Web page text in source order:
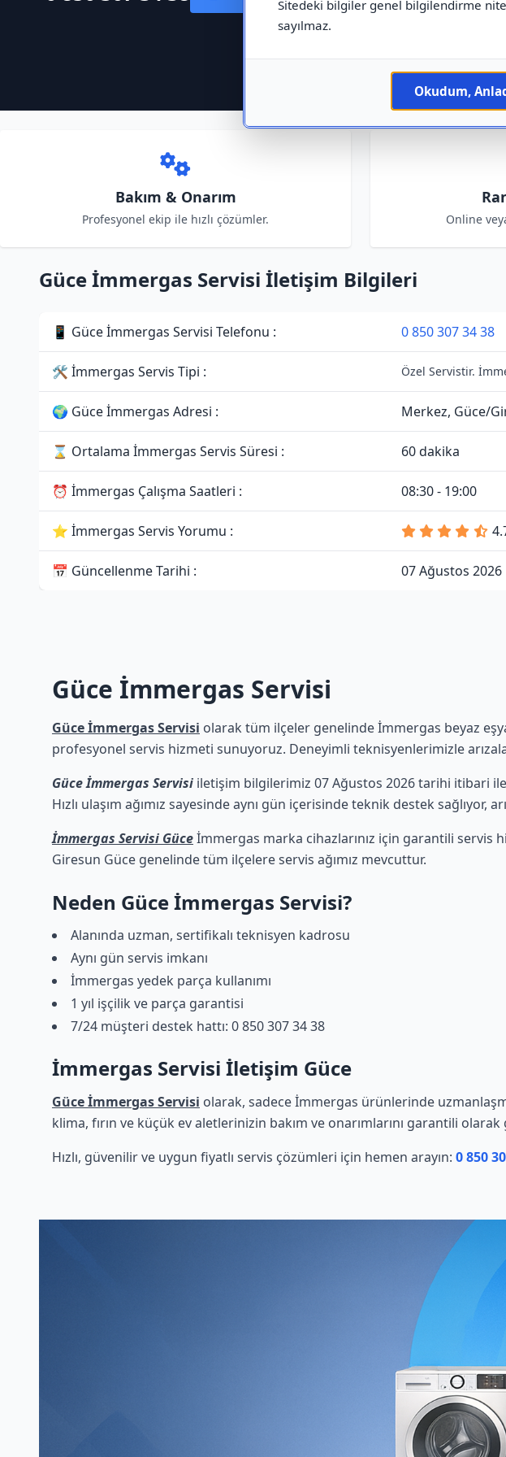
Sitedeki bilgiler genel bilgilendirme
sayılmaz.
Okudum,
Bakım & Onarım
Profesyonel ekip ile hızlı çözümler. Online
Güce İmmergas Servisi İletişim Bilgileri
📱 Güce İmmergas Servisi Telefonu : 0 850 307 34 38
🛠 İmmergas Servis Tipi : Özel Servistir.
🌍 Güce İmmergas Adresi : Merkez, Güce/
⌛ Ortalama İmmergas Servis Süresi : 60 dakika
⏰ İmmergas Çalışma Saatleri : 08:30 - 19:00
⭐ İmmergas Servis Yorumu :
📅 Güncellenme Tarihi : 07 Ağustos 2026
Güce İmmergas Servisi
Güce İmmergas Servisi olarak tüm ilçeler genelinde İmmergas beyaz
profesyonel servis hizmeti sunuyoruz. Deneyimli teknisyenlerimizle
Güce İmmergas Servisi iletişim bilgilerimiz 07 Ağustos 2026 tarihi itibari
Hızlı ulaşım ağımız sayesinde aynı gün içerisinde teknik destek
İmmergas Servisi Güceİmmergas marka cihazlarınız için garantili servis
Giresun Güce genelinde tüm ilçelere servis ağımız mevcuttur.
Neden Güce İmmergas Servisi?
Alanında uzman, sertifikalı teknisyen kadrosu
Aynı gün servis imkanı
İmmergas yedek parça kullanımı
1 yıl işçilik ve parça garantisi
7/24 müşteri destek hattı: 0 850 307 34 38
İmmergas Servisi İletişim Güce
Güce İmmergas Servisi olarak, sadece İmmergas ürünlerinde
klima, fırın ve küçük ev aletlerinizin bakım ve onarımlarını garantili
Hızlı, güvenilir ve uygun fiyatlı servis çözümleri için hemen arayın: 0 850